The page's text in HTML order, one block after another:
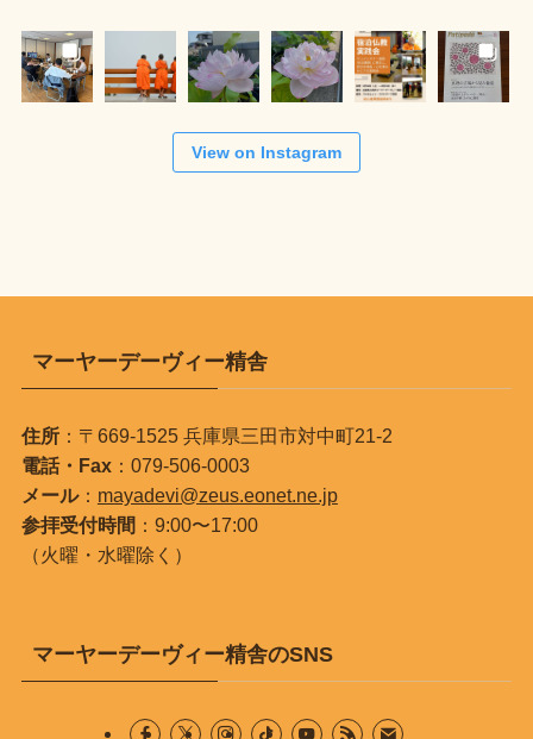
View on Instagram
マーヤーデーヴィー精舎
住所：〒669-1525 兵庫県三田市対中町21-2
電話・Fax：079-506-0003
メール： mayadevi@zeus.eonet.ne.jp
参拝受付時間 ：9:00〜17:00
（火曜・水曜除く）
マーヤーデーヴィー精舎のSNS